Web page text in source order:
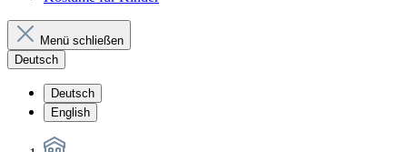
Menü schließen
Deutsch
Deutsch
English